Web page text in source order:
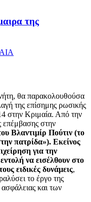
της
θα παρακολουθούσα
της επίσημης ρωσικής
στην Κριμαία. Από την
επέμβασης στην
Βλαντιμίρ Πούτιν (το
πατρίδα»). Εκείνος
για την
να εισέλθουν στο
ειδικές δυνάμεις,
το έργο της
και των